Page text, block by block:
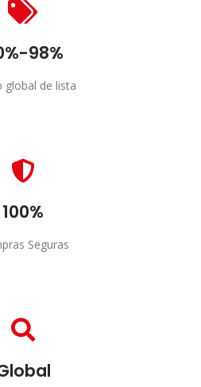
Productos
98%
global de lista
Precios
Descuentos
100%
Seguras
la seguridad